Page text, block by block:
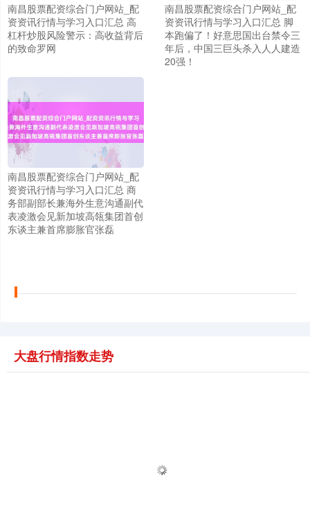
南昌股票配资综合门户网站_配
资资讯行情与学习入口汇总 高
杠杆炒股风险警示：高收益背后
的致命罗网
南昌股票配资综合门户网站_配
资资讯行情与学习入口汇总 脚
本跑偏了！好意思国出台禁令三
年后，中国三巨头杀入人人建造
20强！
南昌股票配资综合门户网站_配
资资讯行情与学习入口汇总 商
务部副部长兼海外生意沟通副代
表凌激会见新加坡高瓴集团首创
东谈主兼首席膨胀官张磊
大盘行情指数走势